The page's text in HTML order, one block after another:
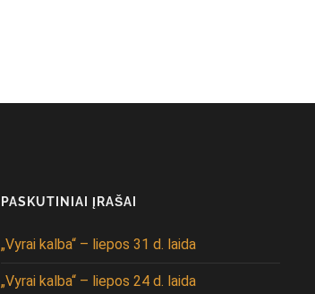
PASKUTINIAI ĮRAŠAI
„Vyrai kalba“ – liepos 31 d. laida
„Vyrai kalba“ – liepos 24 d. laida